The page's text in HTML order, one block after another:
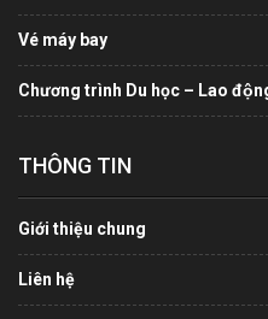
Vé máy bay
Chương trình Du học – Lao
THÔNG TIN
Giới thiệu chung
Liên hệ